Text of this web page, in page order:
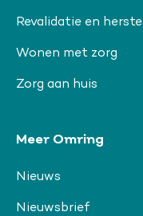
Revalidatie en herstel
Wonen met zorg
Zorg aan huis
Meer Omring
Nieuws
Nieuwsbrief